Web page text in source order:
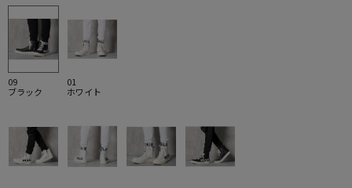
09
ブラック
01
ホワイト